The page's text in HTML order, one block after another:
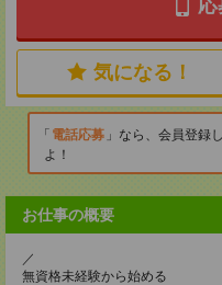
気になる！
電話応募
なら、会員登録
よ！
お仕事の概要
／
無資格未経験から始める